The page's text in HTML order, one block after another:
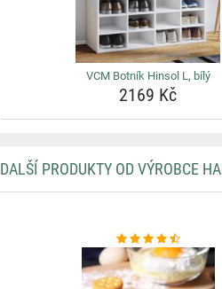
VCM Botník Hinsol L, bílý
2169 Kč
DALŠÍ PRODUKTY OD VÝROBCE